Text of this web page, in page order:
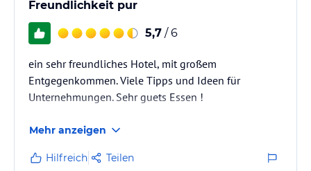
Freundlichkeit pur
5,7 / 6
ein sehr freundliches Hotel, mit großem
Entgegenkommen. Viele Tipps und Ideen für
Unternehmungen. Sehr guets Essen !
Mehr anzeigen
Hilfreich Teilen